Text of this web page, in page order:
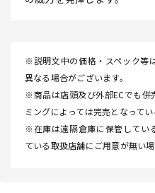
※説明文中の価格・スペック等
異なる場合がございます。
※商品は店頭及び外部ECでも併
ミングによっては完売となってい
※在庫は遠隔倉庫に保管してい
ている取扱店舗にご用意が無い場